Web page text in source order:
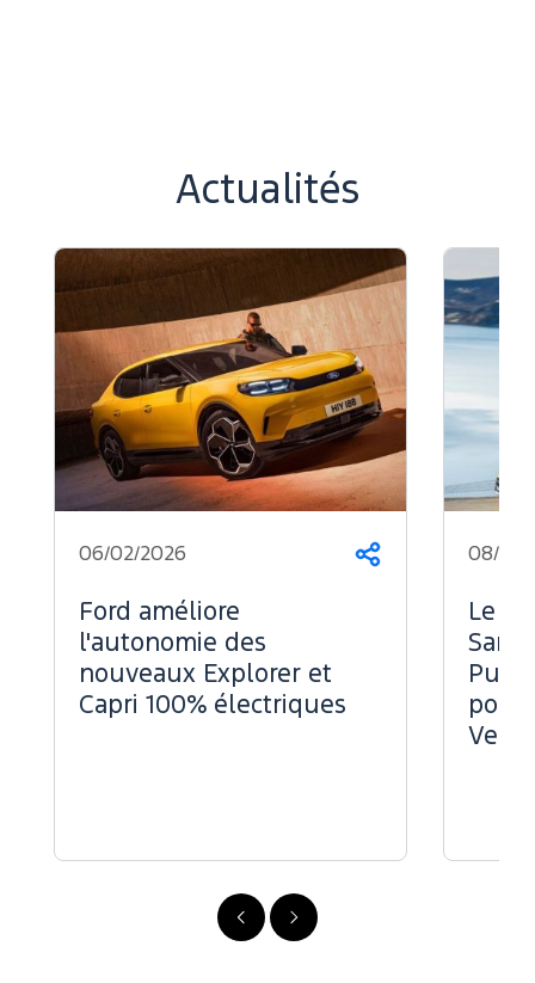
Actualités
Suivant
Précédent
Partager
06/02/2026
Ford améliore
l'autonomie des
nouveaux Explorer et
Capri 100% électriques
08/07/
Le
Sans
pour